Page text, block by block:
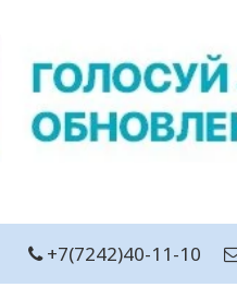
+7(7242)40-11-10